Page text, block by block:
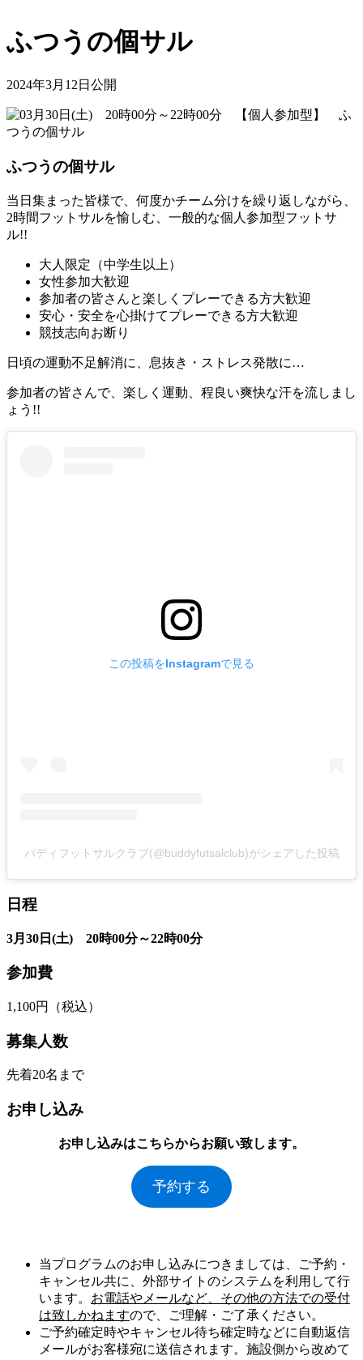
ふつうの個サル
2024年3月12日公開
ふつうの個サル
当日集まった皆様で、何度かチーム分けを繰り返しながら、
2時間フットサルを愉しむ、一般的な個人参加型フットサ
ル!!
大人限定（中学生以上）
女性参加大歓迎
参加者の皆さんと楽しくプレーできる方大歓迎
安心・安全を心掛けてプレーできる方大歓迎
競技志向お断り
日頃の運動不足解消に、息抜き・ストレス発散に…
参加者の皆さんで、楽しく運動、程良い爽快な汗を流しまし
ょう!!
この投稿をInstagramで見る
バディフットサルクラブ(@buddyfutsalclub)がシェアした投稿
日程
3月30日(土) 20時00分～22時00分
参加費
1,100円（税込）
募集人数
先着20名まで
お申し込み
お申し込みはこちらからお願い致します。
予約する
当プログラムのお申し込みにつきましては、ご予約・
キャンセル共に、外部サイトのシステムを利用して行
います。 お電話やメールなど、その他の方法での受付
は致しかねますので、ご理解・ご了承ください。
ご予約確定時やキャンセル待ち確定時などに自動返信
メールがお客様宛に送信されます。施設側から改めて